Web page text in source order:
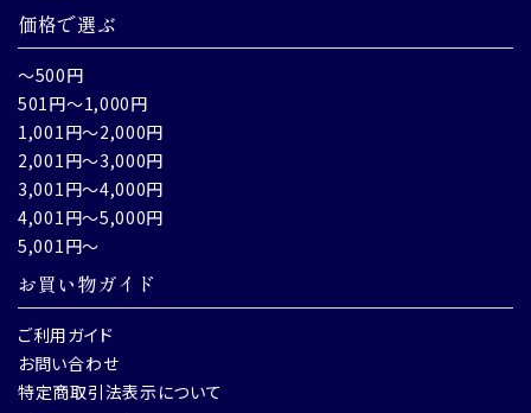
価格で選ぶ
～500円
501円～1,000円
1,001円～2,000円
2,001円～3,000円
3,001円～4,000円
4,001円～5,000円
5,001円～
お買い物ガイド
ご利用ガイド
お問い合わせ
特定商取引法表示について